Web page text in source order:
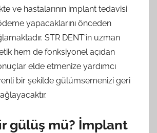
ve hastalarının implant tedavisi
yapacaklarını önceden
STR DENT'in uzman
hem de fonksiyonel açıdan
elde etmenize yardımcı
bir şekilde gülümsemenizi geri
gülüş mü? İmplant